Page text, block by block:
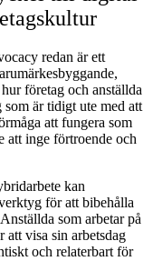
redan är ett
företag och anställda
är tidigt ute med att
att fungera som
att inge förtroende och
kan
för att bibehålla
som arbetar på
att visa sin arbetsdag
och relaterbart för